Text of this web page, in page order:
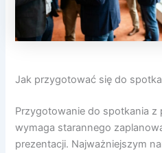
Jak przygotować się do
Przygotowanie do spotkania z
wymaga starannego
prezentacji. Najważniejszym